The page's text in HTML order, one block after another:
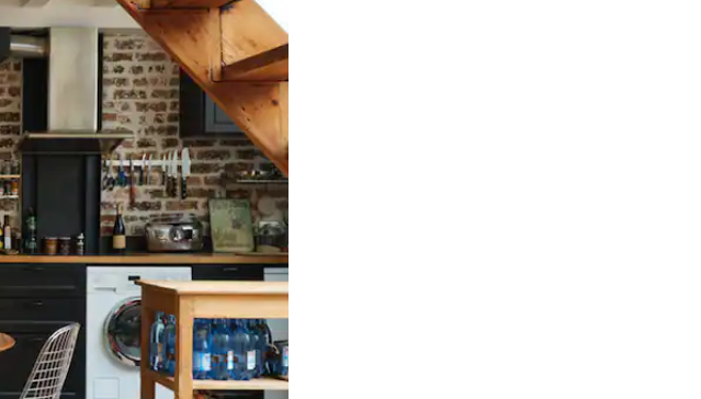
abajo o explora con el tacto o desliza el dedo.